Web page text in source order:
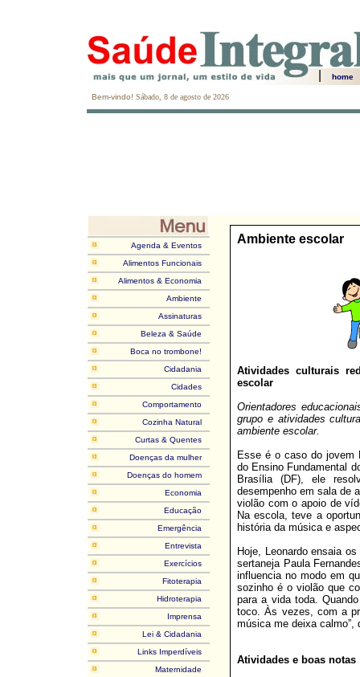
home
Bem-vindo! Sábado, 8 de agosto de 2026
Agenda & Eventos
Alimentos Funcionais
Alimentos & Economia
Ambiente
Assinaturas
Beleza & Saúde
Boca no trombone!
Cidadania
Cidades
Comportamento
Cozinha Natural
Curtas & Quentes
Doenças da mulher
Doenças do homem
Economia
Educação
Emergência
Entrevista
Exercícios
Fitoterapia
Hidroterapia
Imprensa
Lei & Cidadania
Links Imperdíveis
Maternidade
Ambiente escolar
Atividades culturais
escolar
Orientadores
grupo e atividades
ambiente escolar.
Esse é o caso do jovem
do Ensino Fundamental
Brasília (DF), ele
desempenho em sala de
violão com o apoio de
Na escola, teve a
história da música e
Hoje, Leonardo ensaia
sertaneja Paula
influencia no modo em
sozinho é o violão que
para a vida toda.
toco. Às vezes, com a
música me deixa calmo”,
Atividades e boas notas